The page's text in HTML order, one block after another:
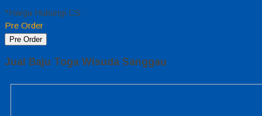
*Harga Hubungi CS
Pre Order
Pre Order
Jual Baju Toga Wisuda Sanggau